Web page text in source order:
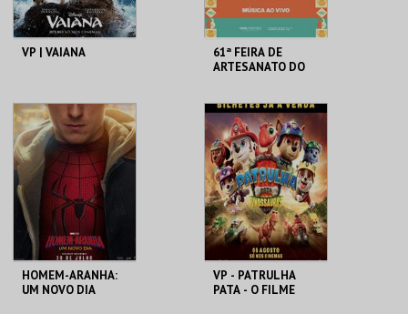
VP | VAIANA
CINEMAS CINEMAX
PENAFIEL
MAIS INFO
COMPRAR
61ª FEIRA DE
ARTESANATO DO
FIARTIL
MAIS INFO
COMPRAR
HOMEM-ARANHA:
UM NOVO DIA
VP - PATRULHA
PATA - O FILME